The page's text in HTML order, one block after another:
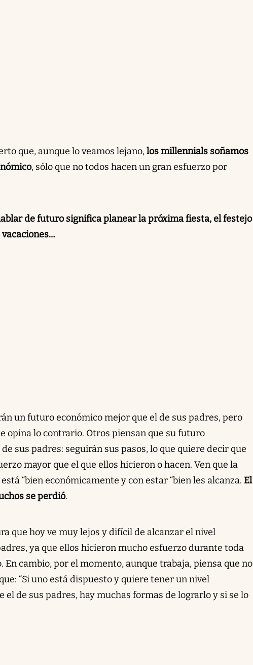
que, aunque lo veamos lejano,los millennials soñamos
, sólo que no todos hacen un gran esfuerzo por
de futuro significa planear la próxima fiesta, el festejo
un futuro económico mejor que el de sus padres, pero
opina lo contrario. Otros piensan que su futuro
sus padres: seguirán sus pasos, lo que quiere decir que
mayor que el que ellos hicieron o hacen. Ven que la
“bien económicamente y con estar “bien les alcanza. El
se perdió.
que hoy ve muy lejos y difícil de alcanzar el nivel
ya que ellos hicieron mucho esfuerzo durante toda
En cambio, por el momento, aunque trabaja, piensa que no
“Si uno está dispuesto y quiere tener un nivel
el de sus padres, hay muchas formas de lograrlo y si se lo